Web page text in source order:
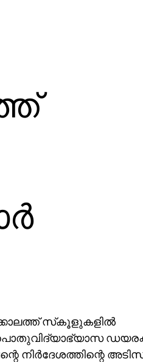
സ്‌കൂളുകളില്‍
നിര്‍ദേശത്തിന്റെ